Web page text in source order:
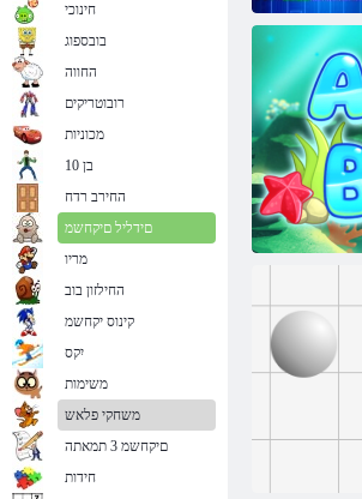
סקירטנט
חינוכי
בובספוג
החווה
רובוטריקים
מכוניות
בן 10
החירב רדח
םידליל םיקחשמ
מריו
החילזון בוב
קינוס יקחשמ
יִקס
משימות
משחקי פלאש
םיקחשמ 3 תמאתה
חידות